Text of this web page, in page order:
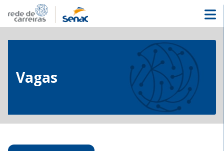
Vagas